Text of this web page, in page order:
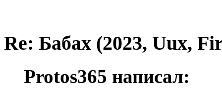
Re: Бабах (2023, Uux,
Protos365 написал: